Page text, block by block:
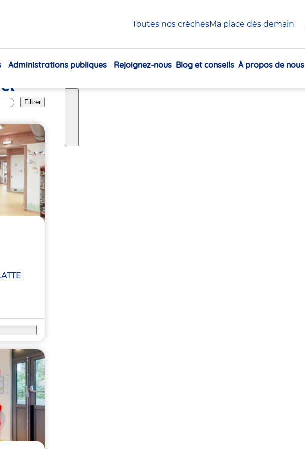
Toutes nos crèchesMa place dès demain
Navigation
Administrations publiques Rejoignez-nous Blog et conseils À propos de nous
Filtrer
30
30